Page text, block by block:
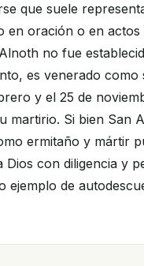
que suele
oración o en actos
no fue
es venerado
y el 25 de
martirio. Si bien San
ermitaño y mártir
con diligencia y
ejemplo de